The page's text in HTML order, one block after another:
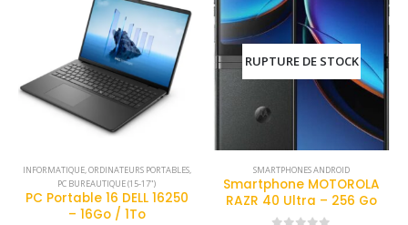
INFORMATIQUE,ORDINATEURS PORTABLES,
PC BUREAUTIQUE (15-17")
PC Portable 16 DELL 16250
– 16Go / 1To
RUPTURE DE STOCK
SMARTPHONES ANDROID
Smartphone MOTOROLA
RAZR 40 Ultra – 256 Go